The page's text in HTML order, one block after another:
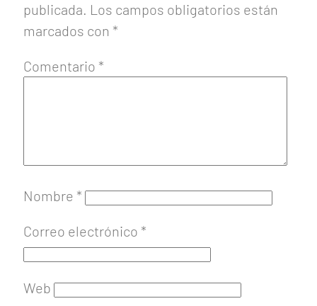
publicada. Los campos obligatorios están
marcados con *
Comentario *
Nombre *
Correo electrónico *
Web